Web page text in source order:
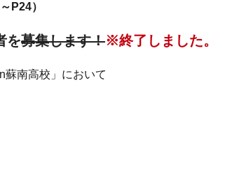
P24）
を募集します！※終了しました。
蘇南高校」において